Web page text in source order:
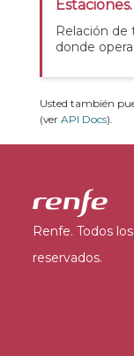
Relación de
donde
Usted también
(ver API Docs).
Renfe. Todos
reservados.